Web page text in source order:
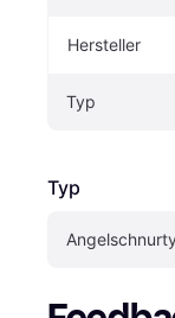
Hersteller
Typ
Typ